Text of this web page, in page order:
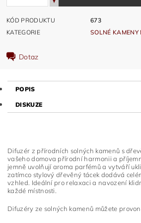
KÓD PRODUKTU
673
KATEGORIE
SOLNÉ KAMENY
Dotaz
POPIS
DISKUZE
Difuzér z přírodních solných kamenů s
vašeho domova přírodní harmonii a
jemně uvolňují aroma parfémů a vytváří
zatímco stylový dřevěný tácek dodává
vzhled. Ideální pro relaxaci a navození
každé místnosti.
Difuzéry ze solných kamenů můžete